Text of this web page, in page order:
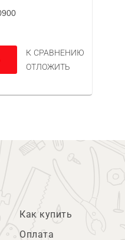
К СРАВНЕНИЮ
ОТЛОЖИТЬ
Как купить
Оплата